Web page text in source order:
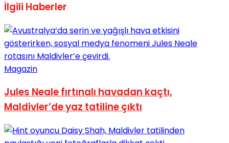
View All Result
İlgili Haberler
Magazin
Jules Neale fırtınalı havadan kaçtı,
Maldivler’de yaz tatiline çıktı